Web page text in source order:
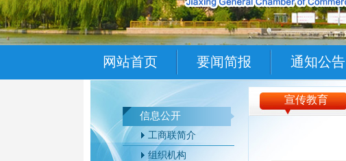
网站首页 要闻简报 通知公告
信息公开
工商联简介
组织机构
宣传教育